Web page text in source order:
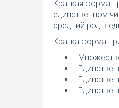
Краткая форма
единственном
средний род в
Кратка форма